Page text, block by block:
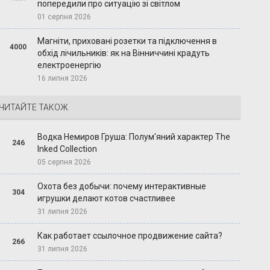
попередили про ситуацію зі світлом
01 серпня 2026
4000
Магніти, приховані розетки та підключення в
обхід лічильників: як на Вінниччині крадуть
електроенергію
16 липня 2026
ЧИТАЙТЕ ТАКОЖ
246
Водка Немиров Груша: Полум'яний характер The
Inked Collection
05 серпня 2026
304
Охота без добычи: почему интерактивные
игрушки делают котов счастливее
31 липня 2026
266
Как работает ссылочное продвижение сайта?
31 липня 2026